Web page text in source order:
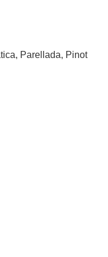
Parellada, Pinot